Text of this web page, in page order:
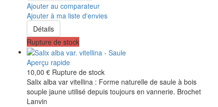
Ajouter au comparateur
Ajouter à ma liste d'envies
Détails
Rupture de stock
Aperçu rapide
10,00 € Rupture de stock
Salix alba var vitellina : Forme naturelle de saule à bois
souple jaune utilisé depuis toujours en vannerie. Brochet
Lanvin